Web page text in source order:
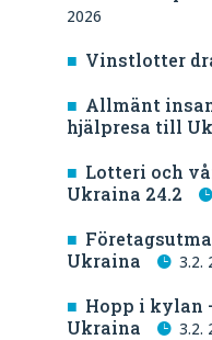
2026
Vinstlotter
Allmänt
hjälpresa till
Lotteri och
Ukraina 24.2
Ukraina
3.2.
Hopp i kylan
Ukraina
3.2.